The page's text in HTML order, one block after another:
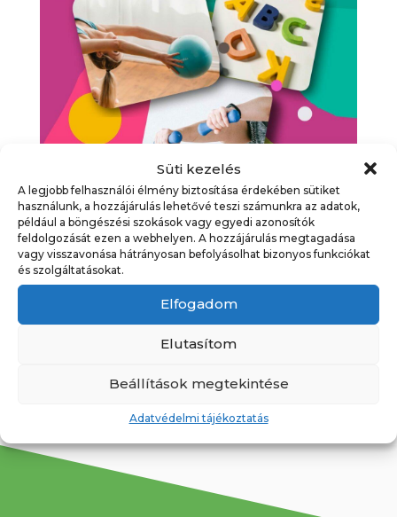
Süti kezelés
A legjobb felhasználói élmény biztosítása érdekében sütiket
használunk, a hozzájárulás lehetővé teszi számunkra az adatok,
például a böngészési szokások vagy egyedi azonosítók
feldolgozását ezen a webhelyen. A hozzájárulás megtagadása
vagy visszavonása hátrányosan befolyásolhat bizonyos funkciókat
és szolgáltatásokat.
Elfogadom
Elutasítom
Beállítások megtekintése
Adatvédelmi tájékoztatás
Tanfolyamválasztó nyílt
napok
IdőpontEgész napos esemény
Egyéb,Programajánló